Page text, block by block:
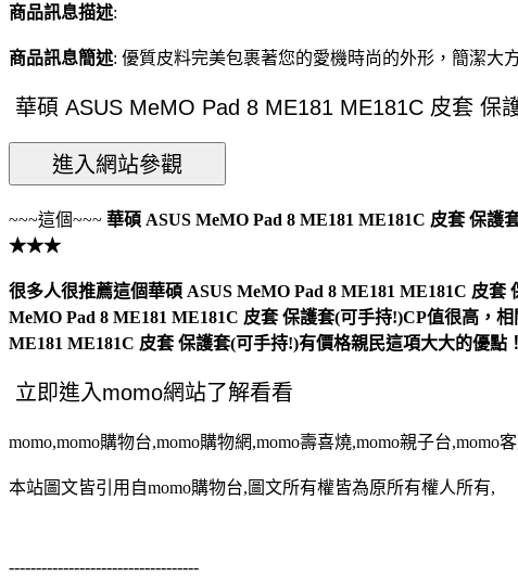
商品訊息描述:
商品訊息簡述: 優質皮料完美包裹著您的愛機時尚的外形，簡潔大
~~~這個~~~ 華碩 ASUS MeMO Pad 8 ME181 ME181C 皮套 保護
★★★
很多人很推薦這個華碩 ASUS MeMO Pad 8 ME181 ME181C 皮
MeMO Pad 8 ME181 ME181C 皮套 保護套(可手持!)CP值很高，
ME181 ME181C 皮套 保護套(可手持!)有價格親民這項大大的優點！
momo,momo購物台,momo購物網,momo壽喜燒,momo親子台,momo
本站圖文皆引用自momo購物台,圖文所有權皆為原所有權人所有,
-----------------------------------